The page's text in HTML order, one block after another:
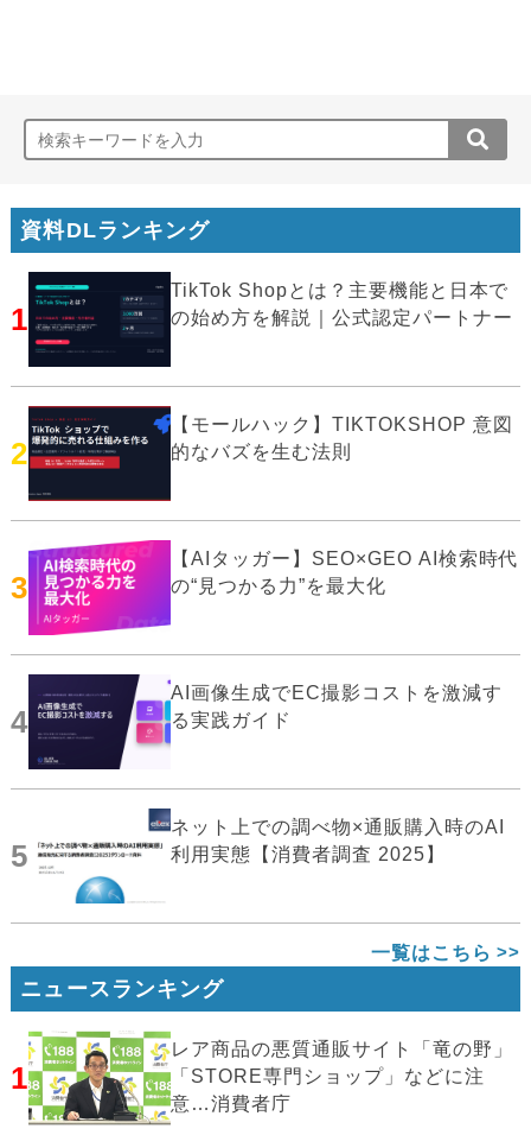
資料DLランキング
1
TikTok Shopとは？主要機能と日本で
の始め方を解説｜公式認定パートナー
2
【モールハック】TIKTOKSHOP 意図
的なバズを生む法則
3
【AIタッガー】SEO×GEO AI検索時代
の“見つかる力”を最大化
4
AI画像生成でEC撮影コストを激減す
る実践ガイド
5
ネット上での調べ物×通販購入時のAI
利用実態【消費者調査 2025】
一覧はこちら
ニュースランキング
1
レア商品の悪質通販サイト「竜の野」
「STORE専門ショップ」などに注
意…消費者庁